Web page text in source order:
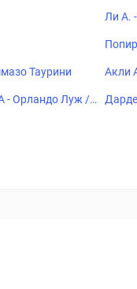
Ли А.
Таурини Акли
- Орландо Луж /